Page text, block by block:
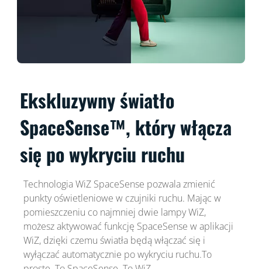
Ekskluzywny światło
SpaceSense™, który włącza
się po wykryciu ruchu
Technologia WiZ SpaceSense pozwala zmienić
punkty oświetleniowe w czujniki ruchu. Mając w
pomieszczeniu co najmniej dwie lampy WiZ,
możesz aktywować funkcję SpaceSense w aplikacji
WiZ, dzięki czemu światła będą włączać się i
wyłączać automatycznie po wykryciu ruchu.To